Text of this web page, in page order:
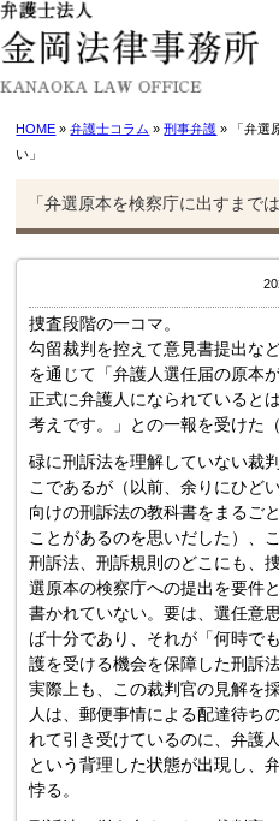
HOME »弁護士コラム »刑事弁護 » 「弁選
い」
「弁選原本を検察庁に出すまで
捜査段階の一コマ。
勾留裁判を控えて意見書提出な
を通じて「弁護人選任届の原本
正式に弁護人になられていると
考えです。」との一報を受けた
碌に刑訴法を理解していない裁
こであるが（以前、余りにひど
向けの刑訴法の教科書をまるご
ことがあるのを思いだした）、
刑訴法、刑訴規則のどこにも、
選原本の検察庁への提出を要件
書かれていない。要は、選任意
ば十分であり、それが「何時で
護を受ける機会を保障した刑訴
実際上も、この裁判官の見解を
人は、郵便事情による配達待ち
れて引き受けているのに、弁護
という背理した状態が出現し、
悖る。